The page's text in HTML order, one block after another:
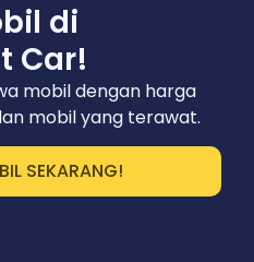
di
Car!
mobil dengan harga
mobil yang terawat.
SEKARANG!